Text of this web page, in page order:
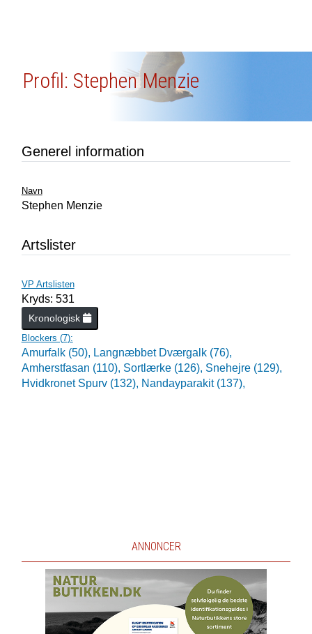
Profil: Stephen Menzie
Generel information
Navn
Stephen Menzie
Artslister
VP Artslisten
Kryds: 531
Kronologisk
Blockers (7):
Amurfalk (50), Langnæbbet Dværgalk (76),
Amherstfasan (110), Sortlærke (126), Snehejre (129),
Hvidkronet Spurv (132), Nandayparakit (137),
ANNONCER